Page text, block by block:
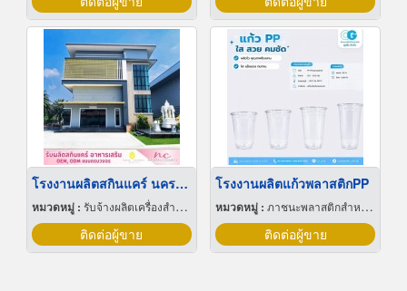
โรงงานผลิตสกินแคร์ นครปฐม
หมวดหมู่ : รับจ้างผลิตเครื่องสำอาง
ติดต่อผู้ขาย
โรงงานผลิตแก้วพลาสติกPP
หมวดหมู่ : ภาชนะพลาสติกสำหรับบรรจุ
ติดต่อผู้ขาย